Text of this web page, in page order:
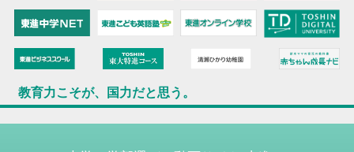
教育力こそが、国力だと思う。